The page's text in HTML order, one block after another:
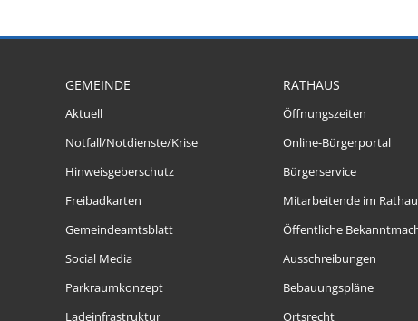
GEMEINDE
Aktuell
Notfall/Notdienste/Krise
Hinweisgeberschutz
Freibadkarten
Gemeindeamtsblatt
Social Media
Parkraumkonzept
Ladeinfrastruktur
RATHAUS
Öffnungszeiten
Online-Bürgerportal
Bürgerservice
Mitarbeitende im
Öffentliche
Ausschreibungen
Bebauungspläne
Ortsrecht